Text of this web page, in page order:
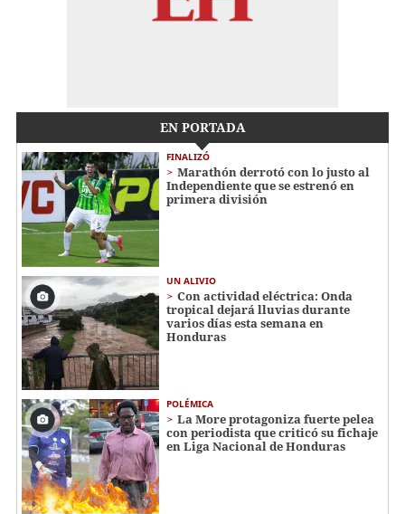
EN PORTADA
FINALIZÓ
Marathón derrotó con lo justo al
Independiente que se estrenó en
primera división
UN ALIVIO
Con actividad eléctrica: Onda
tropical dejará lluvias durante
varios días esta semana en
Honduras
POLÉMICA
La More protagoniza fuerte pelea
con periodista que criticó su fichaje
en Liga Nacional de Honduras